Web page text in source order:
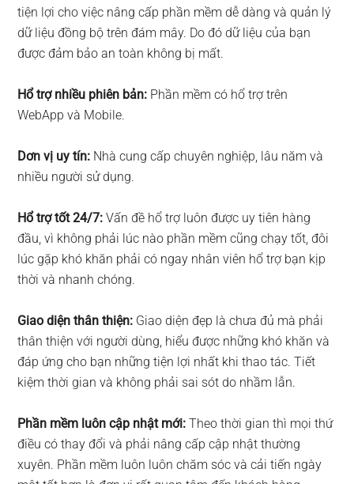
tiện lợi cho việc nâng cấp phần mềm dễ dàng và quản lý
dữ liệu đồng bộ trên đám mây. Do đó dữ liệu của bạn
được đảm bảo an toàn không bị mất.
Hổ trợ nhiều phiên bản: Phần mềm có hổ trợ trên
WebApp và Mobile.
Dơn vị uy tín: Nhà cung cấp chuyên nghiệp, lâu năm và
nhiều người sử dụng.
Hổ trợ tốt 24/7: Vấn đề hổ trợ luôn được uy tiên hàng
đầu, vì không phải lúc nào phần mềm cũng chạy tốt, đôi
lúc gặp khó khăn phải có ngay nhân viên hổ trợ bạn kịp
thời và nhanh chóng.
Giao diện thân thiện: Giao diện đẹp là chưa đủ mà phải
thân thiện với người dùng, hiểu được những khó khăn và
đáp ứng cho bạn những tiện lợi nhất khi thao tác. Tiết
kiệm thời gian và không phải sai sót do nhầm lẫn.
Phần mềm luôn cập nhật mới:Theo thời gian thì mọi thứ
điều có thay đổi và phải nâng cấp cập nhật thường
xuyên. Phần mềm luôn luôn chăm sóc và cải tiến ngày